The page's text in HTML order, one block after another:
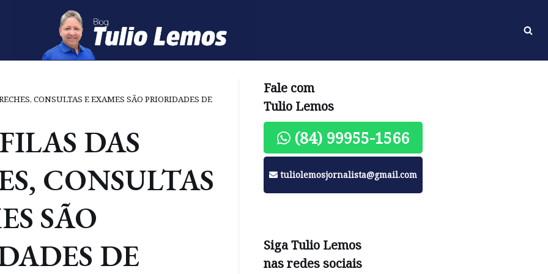
CONSULTAS E EXAMES SÃO PRIORIDADES DE
DAS
CONSULTAS
SÃO
DE
Fale com
Tulio Lemos
(84) 99955-1566
tuliolemosjornalista@gmail.com
Siga Tulio Lemos
nas redes sociais